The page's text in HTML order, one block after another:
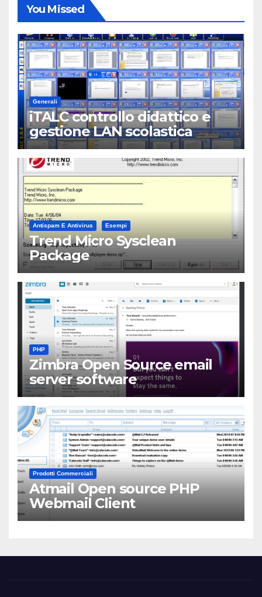
You Missed
Generali
iTALC controllo didattico e
gestione LAN scolastica
Antispam E Antivirus Esempi
Trend Micro Sysclean
Package
PHP
Zimbra Open Source email
server software
Prodotti Commerciali
Atmail Open source PHP
Webmail Client